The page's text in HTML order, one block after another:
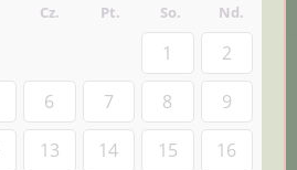
Cz. Pt. So. Nd.
1
2
6 7 8
9
13 14 15 16